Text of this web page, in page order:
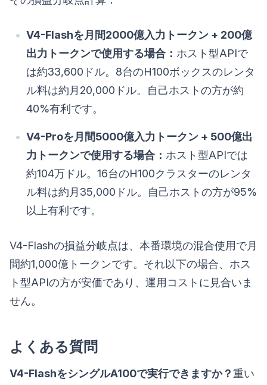
V4-Flashを月間2000億入力トークン + 200億
出力トークンで使用する場合： ホスト型APIで
は約33,600ドル。8台のH100ボックスのレンタ
ル料は約月20,000ドル。自己ホストの方が約
40%有利です。
V4-Proを月間5000億入力トークン + 500億出
力トークンで使用する場合： ホスト型APIでは
約104万ドル。16台のH100クラスターのレンタ
ル料は約月35,000ドル。自己ホストの方が95%
以上有利です。
V4-Flashの損益分岐点は、本番環境の混合使用で月
間約1,000億トークンです。それ以下の場合、ホス
ト型APIの方が安価であり、運用コストに見合いま
せん。
よくある質問
V4-FlashをシングルA100で実行できますか？重い